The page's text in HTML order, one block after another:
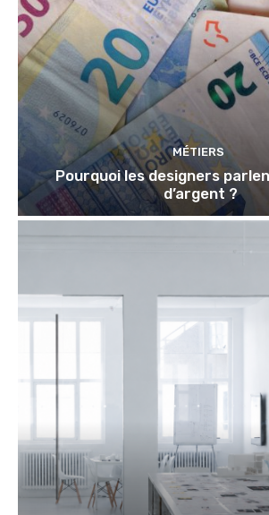
MÉTIERS
Pourquoi les designers
d’argent ?